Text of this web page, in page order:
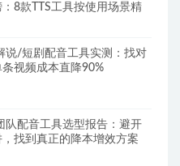
8款TTS工具按使用场景精
说/短剧配音工具实测：找对
视频成本直降90%
队配音工具选型报告：避开
找到真正的降本增效方案